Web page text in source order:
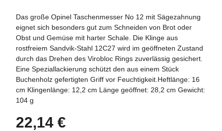
Das große Opinel Taschenmesser No 12 mit Sägezahnung
eignet sich besonders gut zum Schneiden von Brot oder
Obst und Gemüse mit harter Schale. Die Klinge aus
rostfreiem Sandvik-Stahl 12C27 wird im geöffneten Zustand
durch das Drehen des Virobloc Rings zuverlässig gesichert.
Eine Speziallackierung schützt den aus einem Stück
Buchenholz gefertigten Griff vor Feuchtigkeit.Heftlänge: 16
cm Klingenlänge: 12,2 cm Länge geöffnet: 28,2 cm Gewicht:
104 g
22,14 €